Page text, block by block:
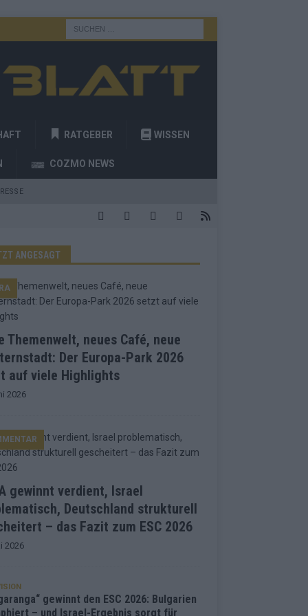
RATGEBER WISSEN
COZMO NEWS
ANGESAGT
Themenwelt, neues Café, neue
Der Europa-Park 2026
auf viele Highlights
2026
gewinnt verdient, Israel
Deutschland strukturell
– das Fazit zum ESC 2026
2026
gewinnt den ESC 2026: Bulgarien
– und Israel-Ergebnis sorgt für